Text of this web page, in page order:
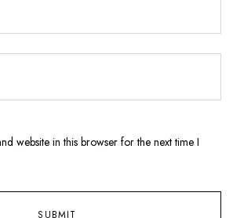
website in this browser for the next time I